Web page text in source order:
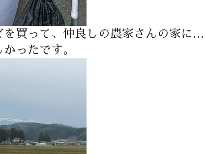
を買って、仲良しの農家さんの家に…
ったです。